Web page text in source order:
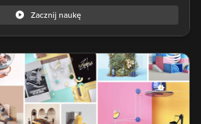
Zacznij naukę